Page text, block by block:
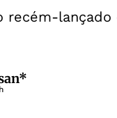
recém-